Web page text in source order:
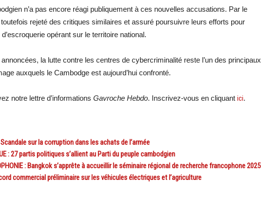
n’a pas encore réagi publiquement à ces nouvelles accusations. Par le
rejeté des critiques similaires et assuré poursuivre leurs efforts pour
opérant sur le territoire national.
la lutte contre les centres de cybercriminalité reste l’un des principaux
auxquels le Cambodge est aujourd’hui confronté.
notre lettre d’informations Gavroche Hebdo. Inscrivez-vous en cliquant ici.
Scandale sur la corruption dans les achats de l’armée
: 27 partis politiques s’allient au Parti du peuple cambodgien
: Bangkok s’apprête à accueillir le séminaire régional de recherche francophone 2025
commercial préliminaire sur les véhicules électriques et l’agriculture